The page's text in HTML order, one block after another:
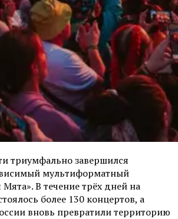
триумфально завершился
мультиформатный
В течение трёх дней на
более 130 концертов, а
вновь превратили территорию